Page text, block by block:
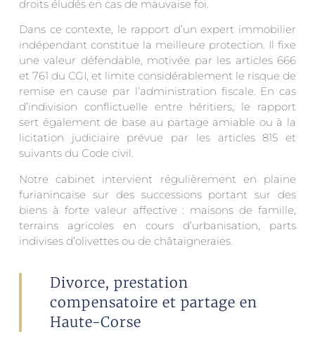
droits éludés en cas de mauvaise foi.
Dans ce contexte, le rapport d’un expert immobilier
indépendant constitue la meilleure protection. Il fixe
une valeur défendable, motivée par les articles 666
et 761 du CGI, et limite considérablement le risque de
remise en cause par l’administration fiscale. En cas
d’indivision conflictuelle entre héritiers, le rapport
sert également de base au partage amiable ou à la
licitation judiciaire prévue par les articles 815 et
suivants du Code civil.
Notre cabinet intervient régulièrement en plaine
furianincaise sur des successions portant sur des
biens à forte valeur affective : maisons de famille,
terrains agricoles en cours d’urbanisation, parts
indivises d’olivettes ou de châtaigneraies.
Divorce, prestation
compensatoire et partage en
Haute-Corse